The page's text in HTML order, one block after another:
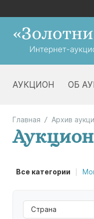
АУКЦИОН ОБ
Главная Архив
Все категории
Страна